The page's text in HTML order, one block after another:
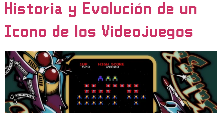
Historia y Evolución de un
Icono de los Videojuegos